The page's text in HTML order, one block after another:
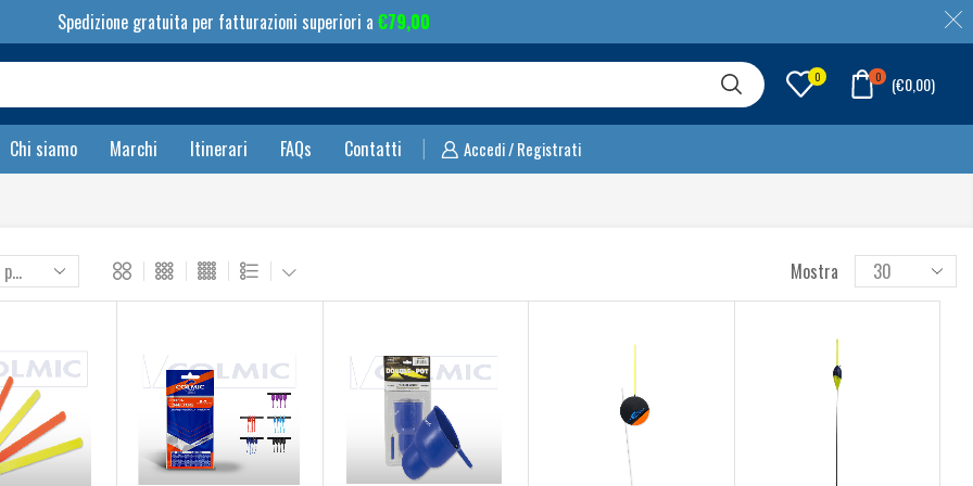
Spedizione gratuita per fatturazioni superiori a €79,00
input
0 0 (€0,00)
Chi siamo Marchi Itinerari FAQs Contatti Accedi / Registrati
Mostra